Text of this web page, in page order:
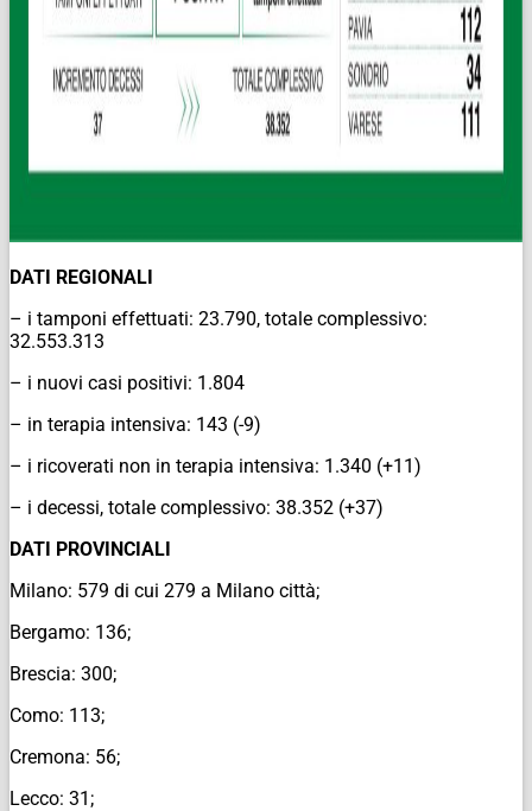
DATI REGIONALI
– i tamponi effettuati: 23.790, totale complessivo:
32.553.313
– i nuovi casi positivi: 1.804
– in terapia intensiva: 143 (-9)
– i ricoverati non in terapia intensiva: 1.340 (+11)
– i decessi, totale complessivo: 38.352 (+37)
DATI PROVINCIALI
Milano: 579 di cui 279 a Milano città;
Bergamo: 136;
Brescia: 300;
Como: 113;
Cremona: 56;
Lecco: 31;